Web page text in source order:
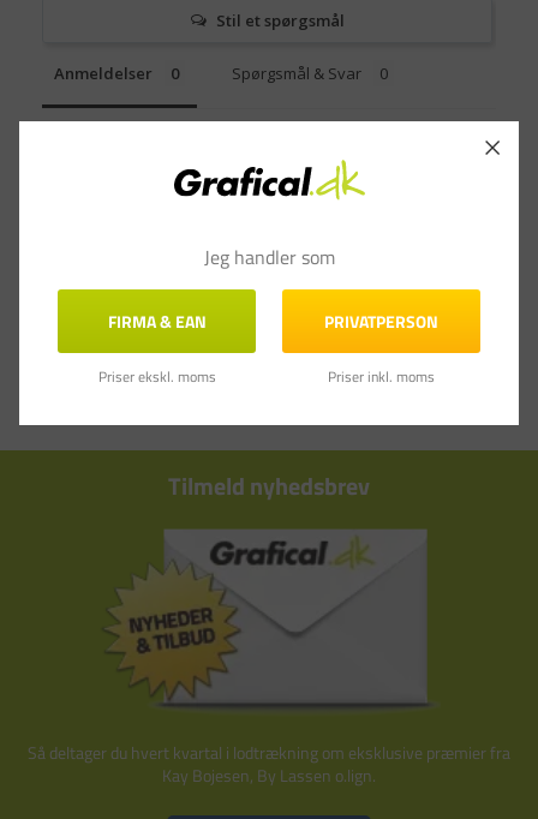
Stil et spørgsmål
Anmeldelser Spørgsmål & Svar
Tilmeld nyhedsbrev
Så deltager du hvert kvartal i lodtrækning om eksklusive præmier fra
Kay Bojesen, By Lassen o.lign.
Jeg handler som
FIRMA & EAN
Priser ekskl. moms
PRIVATPERSON
Priser inkl. moms